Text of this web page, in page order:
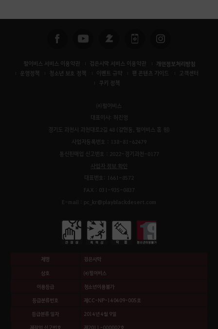
펄어비스 서비스 이용약관 검은사막 서비스 이용약관 개인정보처리방침
운영정책 청소년 보호 정책 이벤트 규약 팬 콘텐츠 가이드
고객센터
쿠키 정책
㈜펄어비스
대표이사: 허진영
경기도 과천시 과천대로2길 48 (갈현동, 펄어비스 홈 원)
사업자등록번호 : 138-81-62479
통신판매업 신고번호 : 2022-경기과천-0177
사업자 정보 확인
대표번호: 1661-8572
FAX : 031-935-0837
E-mail : pc_kr@playblackdesert.com
제명 검은사막
상호 ㈜펄어비스
이용등급 청소년이용불가
등급분류번호 제CC-NP-140409-005호
등급분류 일자 2014년 4월 9일
제작업 신고번호 제2011-000002호